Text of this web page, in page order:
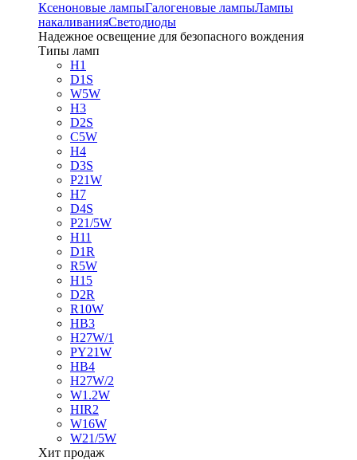
Ксеноновые лампыГалогеновые лампыЛампы
накаливанияСветодиоды
Надежное освещение для безопасного вождения
Типы ламп
H1
D1S
W5W
H3
D2S
C5W
H4
D3S
P21W
H7
D4S
P21/5W
H11
D1R
R5W
H15
D2R
R10W
HB3
H27W/1
PY21W
HB4
H27W/2
W1.2W
HIR2
W16W
W21/5W
Хит продаж